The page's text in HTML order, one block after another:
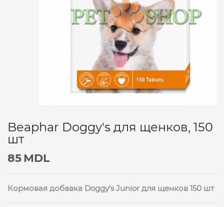
Beaphar Doggy's для щенков, 150
шт
85MDL
Кормовая добавка Doggy's Junior для щенков 150 шт